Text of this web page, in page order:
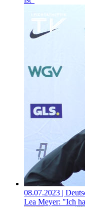
08.07.2023 |
Lea Meyer: "Ich